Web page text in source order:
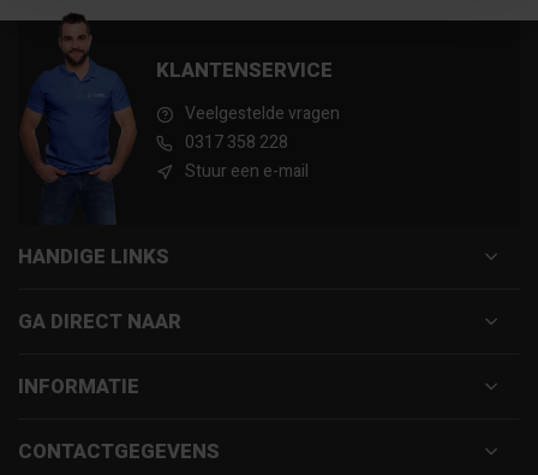
KLANTENSERVICE
Veelgestelde vragen
0317 358 228
Stuur een e-mail
HANDIGE LINKS
GA DIRECT NAAR
INFORMATIE
CONTACTGEGEVENS